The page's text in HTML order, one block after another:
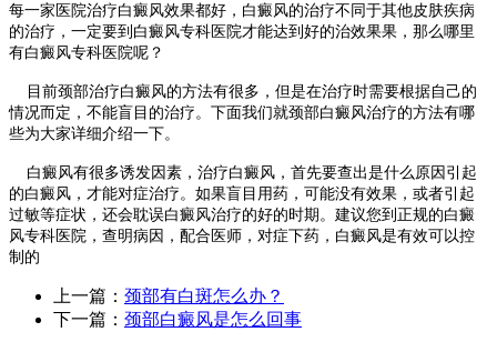
每一家医院治疗白癜风效果都好，白癜风的治疗不同于其他皮肤疾病
的治疗，一定要到白癜风专科医院才能达到好的治效果果，那么哪里
有白癜风专科医院呢？
目前颈部治疗白癜风的方法有很多，但是在治疗时需要根据自己的
情况而定，不能盲目的治疗。下面我们就颈部白癜风治疗的方法有哪
些为大家详细介绍一下。
白癜风有很多诱发因素，治疗白癜风，首先要查出是什么原因引起
的白癜风，才能对症治疗。如果盲目用药，可能没有效果，或者引起
过敏等症状，还会耽误白癜风治疗的好的时期。建议您到正规的白癜
风专科医院，查明病因，配合医师，对症下药，白癜风是有效可以控
制的
上一篇： 颈部有白斑怎么办？
下一篇： 颈部白癜风是怎么回事